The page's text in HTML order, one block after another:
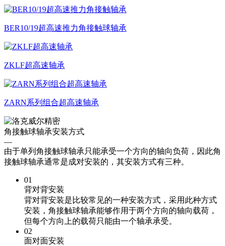
BER10/19超高速推力角接触球轴承
ZKLF超高速轴承
ZARN系列组合超高速轴承
角接触球轴承安装方式
—
由于单列角接触球轴承只能承受一个方向的轴向负荷，因此角
接触球轴承通常是成对安装的，其安装方式有三种。
01
背对背安装
背对背安装是比较常见的一种安装方式，采用此种方式
安装，角接触球轴承能够作用于两个方向的轴向载荷，
但每个方向上的载荷只能由一个轴承承受。
02
面对面安装